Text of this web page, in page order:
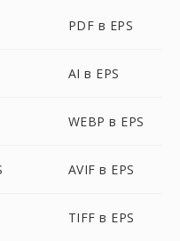
PDF в EPS
AI в EPS
WEBP в EPS
AVIF в EPS
TIFF в EPS